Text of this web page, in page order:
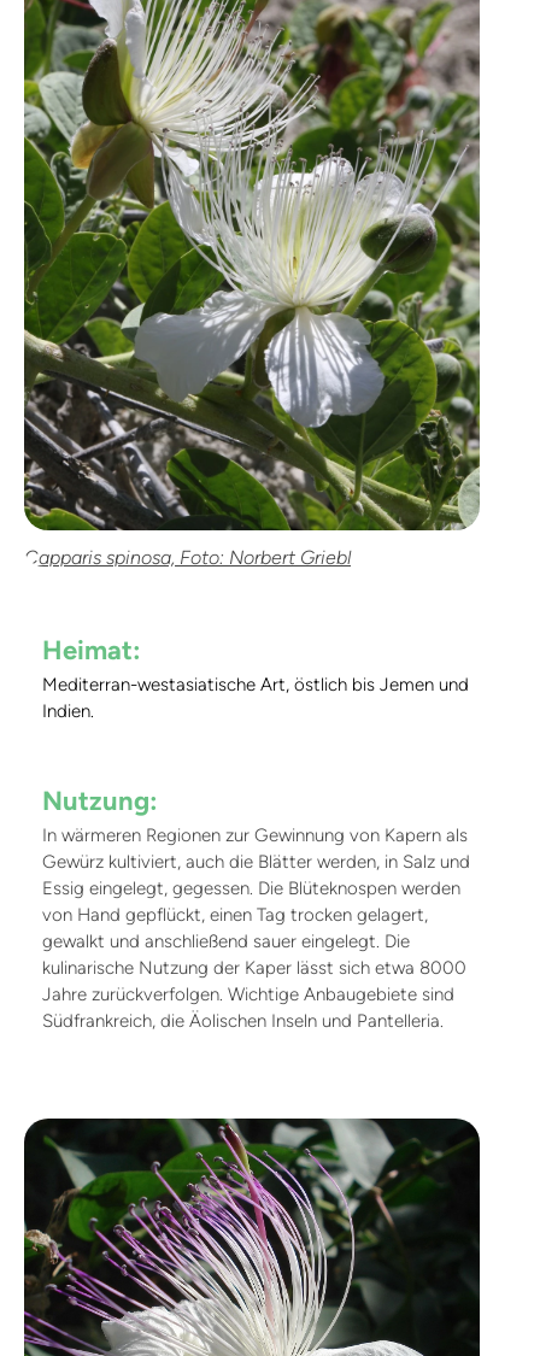
Capparis spinosa, Foto: Norbert Griebl
Heimat:
Mediterran-westasiatische Art, östlich bis Jemen und
Indien.
Nutzung:
In wärmeren Regionen zur Gewinnung von Kapern als
Gewürz kultiviert, auch die Blätter werden, in Salz und
Essig eingelegt, gegessen. Die Blüteknospen werden
von Hand gepflückt, einen Tag trocken gelagert,
gewalkt und anschließend sauer eingelegt. Die
kulinarische Nutzung der Kaper lässt sich etwa 8000
Jahre zurückverfolgen. Wichtige Anbaugebiete sind
Südfrankreich, die Äolischen Inseln und Pantelleria.